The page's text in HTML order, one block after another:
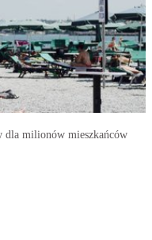
dla milionów mieszkańców